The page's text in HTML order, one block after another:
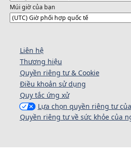
Múi giờ của bạn
Liên hệ
Thương hiệu
Quyền riêng tư & Cookie
Điều khoản sử dụng
Quy tắc ứng xử
Lựa chọn quyền riêng tư
Quyền riêng tư về sức khỏe của